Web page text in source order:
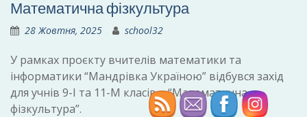
Математична фізкультура
28 Жовтня, 2025 school32
У рамках проєкту вчителів математики та
інформатики “Мандрівка Україною” відбувся захід
для учнів 9-І та 11-М класів – “Математична
фізкультура”.